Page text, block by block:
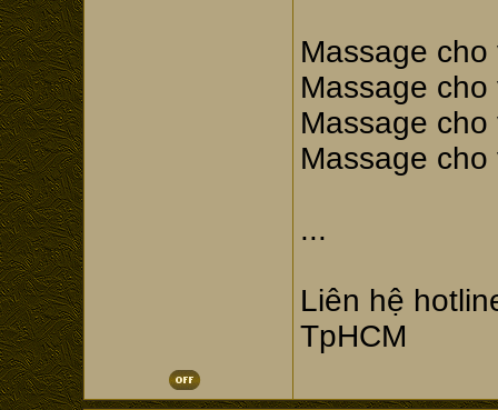
Massage
Massage
Massage
Massage
...
Liên hệ
TpHCM